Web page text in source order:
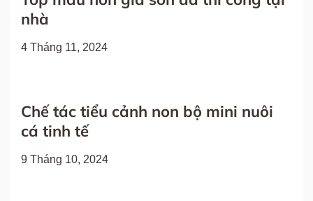
nhà
4 Tháng 11, 2024
Chế tác tiểu cảnh non bộ mini nuôi
cá tinh tế
9 Tháng 10, 2024